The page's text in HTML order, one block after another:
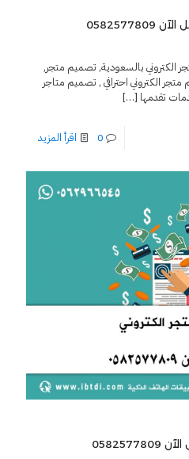
الكتروني بالسعودية, تصميم متجر,
الكتروني احترافي , تصميم متاجر
تقدمها […]
0 اقرأ المزيد